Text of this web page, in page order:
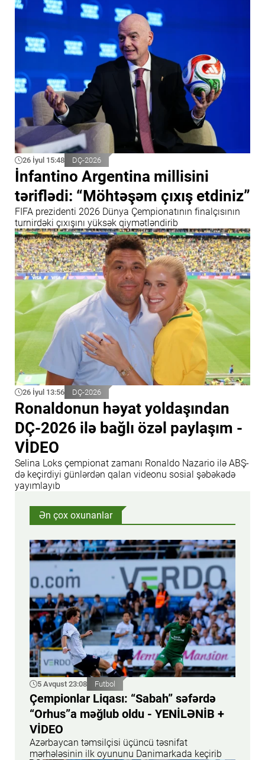
26 İyul 15:48 DÇ-2026
İnfantino Argentina millisini
təriflədi: “Möhtəşəm çıxış etdiniz”
FIFA prezidenti 2026 Dünya Çempionatının finalçısının
turnirdəki çıxışını yüksək qiymətləndirib
26 İyul 13:56 DÇ-2026
Ronaldonun həyat yoldaşından
DÇ-2026 ilə bağlı özəl paylaşım -
VİDEO
Selina Loks çempionat zamanı Ronaldo Nazario ilə ABŞ-
də keçirdiyi günlərdən qalan videonu sosial şəbəkədə
yayımlayıb
Ən çox oxunanlar
5 Avqust 23:08 Futbol
Çempionlar Liqası: “Sabah” səfərdə
“Orhus”a məğlub oldu - YENİLƏNİB +
VİDEO
Azərbaycan təmsilçisi üçüncü təsnifat
mərhələsinin ilk oyununu Danimarkada keçirib